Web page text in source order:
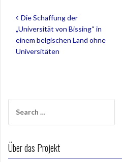
Post
navigation
Die Schaffung der
„Universität von Bissing“ in
einem belgischen Land ohne
Universitäten
for:
Über das Projekt